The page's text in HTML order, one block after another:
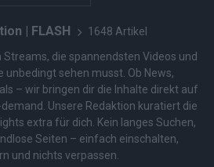
| FLASH 1648 Artikel
Streams, die spannendsten Videos und
unbedingt sehen musst. Ob News,
– wir bringen dir die Inhalte direkt auf
Unsere Redaktion kuratiert die
extra für dich. Kein langes Suchen,
Seiten – einfach einschalten,
und nichts verpassen.